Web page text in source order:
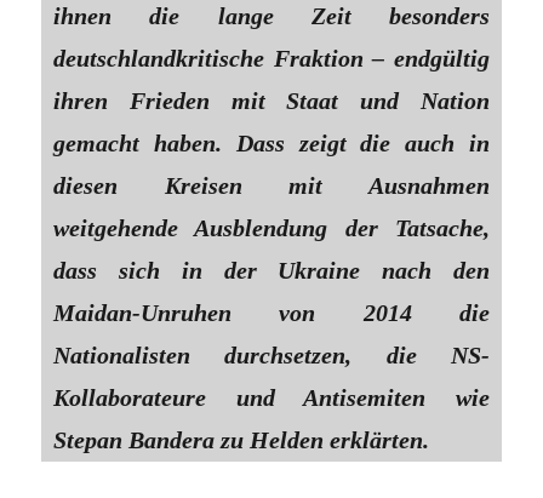
ihnen die lange Zeit besonders
deutschlandkritische Fraktion – endgültig
ihren Frieden mit Staat und Nation
gemacht haben. Dass zeigt die auch in
diesen Kreisen mit Ausnahmen
weitgehende Ausblendung der Tatsache,
dass sich in der Ukraine nach den
Maidan-Unruhen von 2014 die
Nationalisten durchsetzen, die NS-
Kollaborateure und Antisemiten wie
Stepan Bandera zu Helden erklärten.